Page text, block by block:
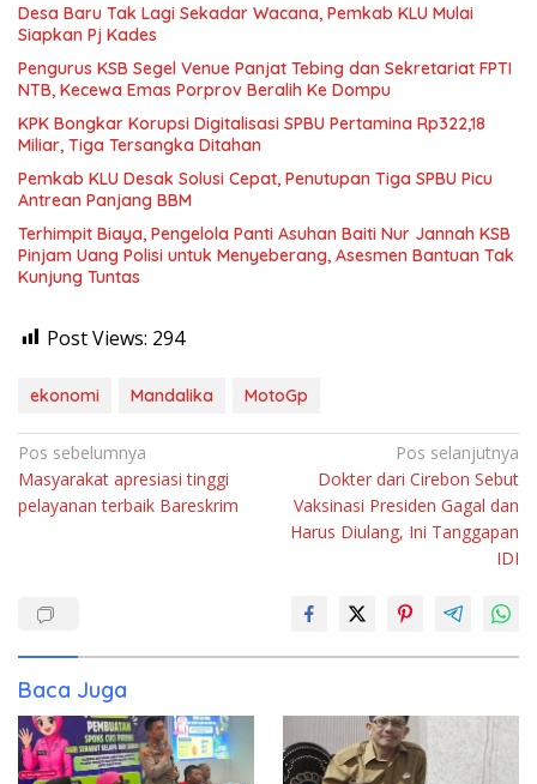
Desa Baru Tak Lagi Sekadar Wacana, Pemkab KLU Mulai
Siapkan Pj Kades
Pengurus KSB Segel Venue Panjat Tebing dan Sekretariat FPTI
NTB, Kecewa Emas Porprov Beralih Ke Dompu
KPK Bongkar Korupsi Digitalisasi SPBU Pertamina Rp322,18
Miliar, Tiga Tersangka Ditahan
Pemkab KLU Desak Solusi Cepat, Penutupan Tiga SPBU Picu
Antrean Panjang BBM
Terhimpit Biaya, Pengelola Panti Asuhan Baiti Nur Jannah KSB
Pinjam Uang Polisi untuk Menyeberang, Asesmen Bantuan Tak
Kunjung Tuntas
Post Views: 294
ekonomi Mandalika MotoGp
Navigasi
pos
Pos sebelumnya
Masyarakat apresiasi tinggi
pelayanan terbaik Bareskrim
Pos selanjutnya
Dokter dari Cirebon Sebut
Vaksinasi Presiden Gagal dan
Harus Diulang, Ini Tanggapan
IDI
Baca Juga